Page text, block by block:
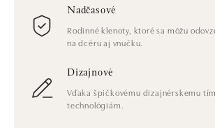
Nadčasové
Rodinné klenoty, ktoré sa môžu
na dcéru aj vnučku.
Dizajnové
Vďaka špičkovému dizajnérskemu
technológiám.